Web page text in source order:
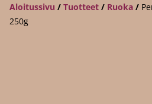
Aloitussivu / Tuotteet / Ruoka /
250g